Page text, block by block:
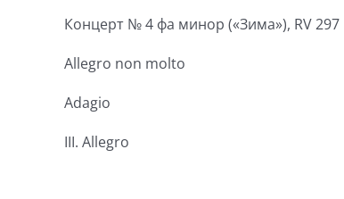
Концерт № 4 фа минор («Зима»), RV 297
Allegro non molto
Adagio
III. Allegro